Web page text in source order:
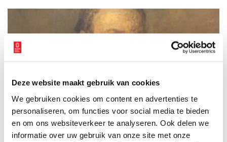
Deze website maakt gebruik van cookies
We gebruiken cookies om content en advertenties te
personaliseren, om functies voor social media te bieden
en om ons websiteverkeer te analyseren. Ook delen we
informatie over uw gebruik van onze site met onze
Van 25 januari t/m 25 augustus zijn er in het Zaans Museum
elf schilderijen te zien van de Zaanse kunstenaars Jaap Kaal en
Cornelis Koning. Zij drukten in de eerste helft van de 20e
eeuw een stempel op het artistieke klimaat van de Zaanstreek.
1 min